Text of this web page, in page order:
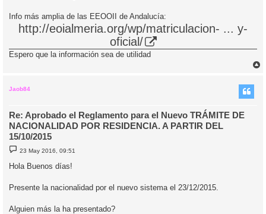
Info más amplia de las EEOOII de Andalucía:
http://eoialmeria.org/wp/matriculacion- ... y-
oficial/
Espero que la información sea de utilidad
Jaob84
Re: Aprobado el Reglamento para el Nuevo TRÁMITE DE
NACIONALIDAD POR RESIDENCIA. A PARTIR DEL
15/10/2015
M
e
n
s
e
23 May 2016, 09:51
Hola Buenos días!
Presente la nacionalidad por el nuevo sistema el 23/12/2015.
Alguien más la ha presentado?